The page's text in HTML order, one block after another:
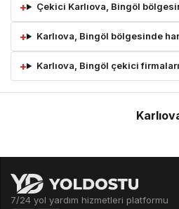
Çekici Karlıova, Bingöl
Karlıova, Bingöl bölgesinde
Karlıova, Bingöl çekici
7/24 yol yardım hizmetleri platformu